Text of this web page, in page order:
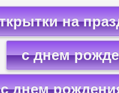
на
с днем
с днем